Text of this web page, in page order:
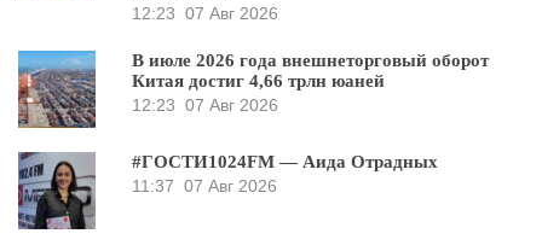
12:23 07 Авг 2026
В июле 2026 года внешнеторговый оборот
Китая достиг 4,66 трлн юаней
12:23 07 Авг 2026
#ГОСТИ1024FM — Аида Отрадных
11:37 07 Авг 2026